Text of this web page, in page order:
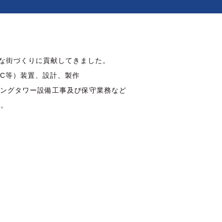
づくりに貢献してきました。
等）装置、設計、製作
グタワー設備工事及び保守業務など